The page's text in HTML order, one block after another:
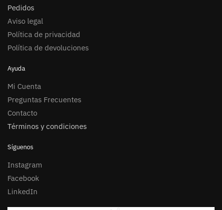
Pedidos
Aviso legal
Política de privacidad
Política de devoluciones
Ayuda
Mi Cuenta
Preguntas Frecuentes
Contacto
Términos y condiciones
Síguenos
Instagram
Facebook
LinkedIn